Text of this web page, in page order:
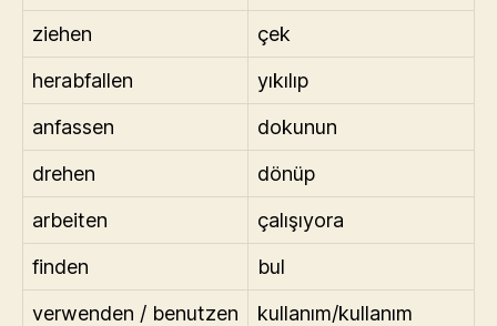
ziehen
çek
herabfallen
yıkılıp
anfassen
dokunun
drehen
dönüp
arbeiten
çalışıyora
finden
bul
verwenden / benutzen
kullanım/kullanım